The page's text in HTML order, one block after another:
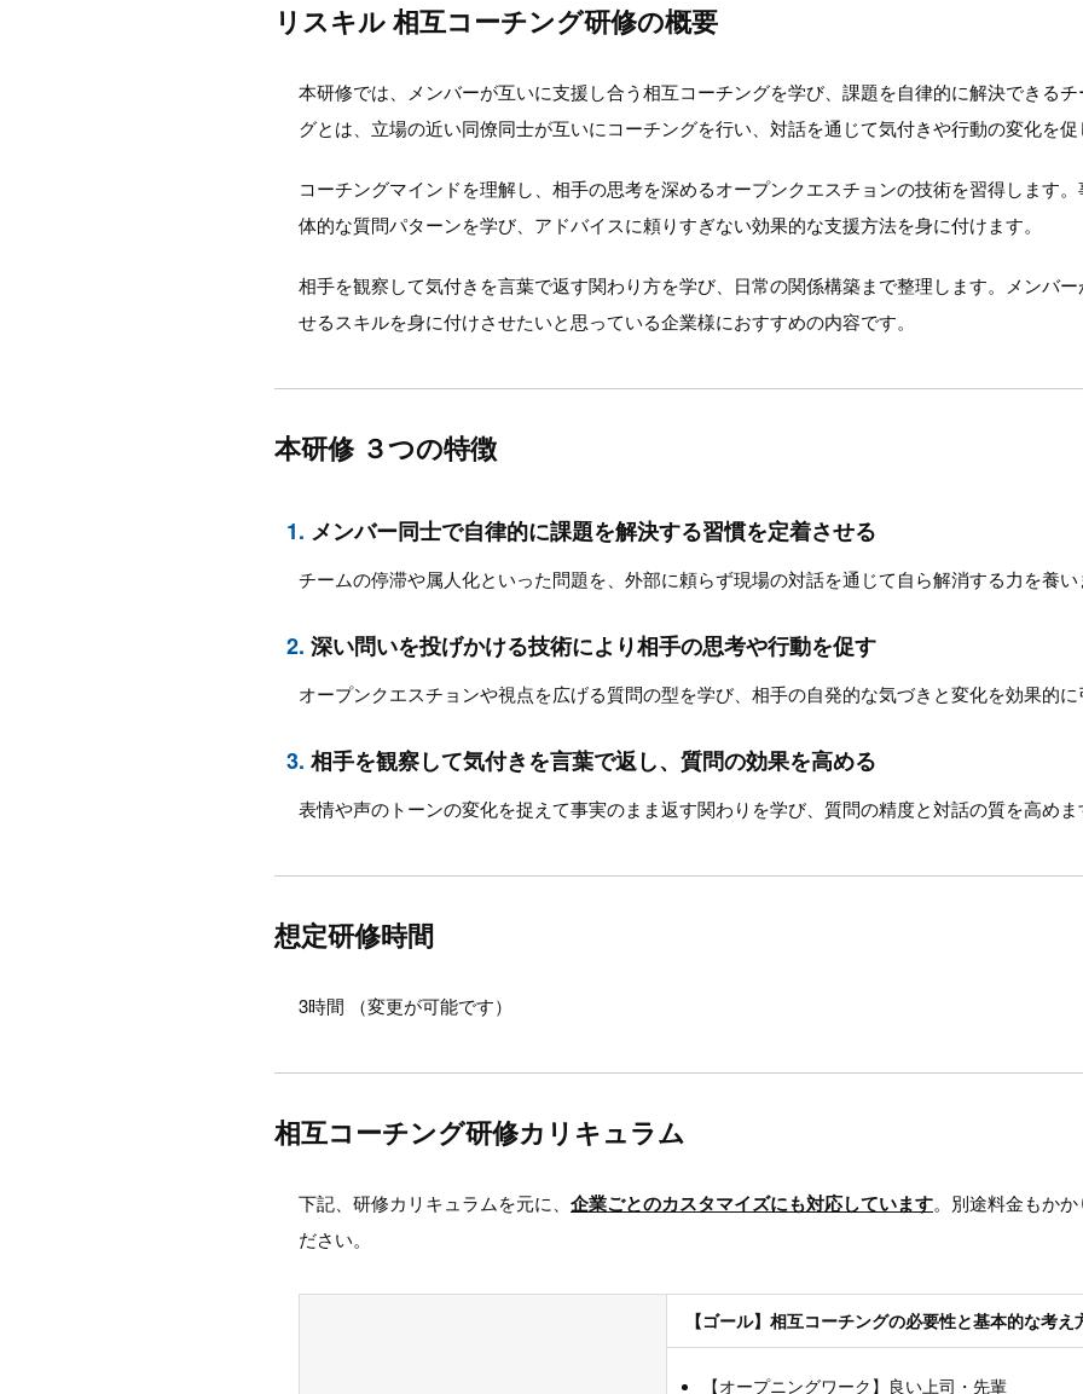
リスキル 相互コーチング研修の概要
本研修では、メンバーが互いに支援し合う相互コーチングを学び、課題を自律的に解決できる
グとは、立場の近い同僚同士が互いにコーチングを行い、対話を通じて気付きや行動の変化を
コーチングマインドを理解し、相手の思考を深めるオープンクエスチョンの技術を習得します
体的な質問パターンを学び、アドバイスに頼りすぎない効果的な支援方法を身に付けます。
相手を観察して気付きを言葉で返す関わり方を学び、日常の関係構築まで整理します。メンバ
せるスキルを身に付けさせたいと思っている企業様におすすめの内容です。
本研修 ３つの特徴
1. メンバー同士で自律的に課題を解決する習慣を定着させる
チームの停滞や属人化といった問題を、外部に頼らず現場の対話を通じて自ら解消する力を養
2. 深い問いを投げかける技術により相手の思考や行動を促す
オープンクエスチョンや視点を広げる質問の型を学び、相手の自発的な気づきと変化を効果的
3. 相手を観察して気付きを言葉で返し、質問の効果を高める
表情や声のトーンの変化を捉えて事実のまま返す関わりを学び、質問の精度と対話の質を高めま
想定研修時間
3時間 （変更が可能です）
相互コーチング研修カリキュラム
下記、研修カリキュラムを元に、 企業ごとのカスタマイズにも対応しています。別途料金もか
ださい。
【ゴール】相互コーチングの必要性と基本的な考え
【オープニングワーク】良い上司・先輩